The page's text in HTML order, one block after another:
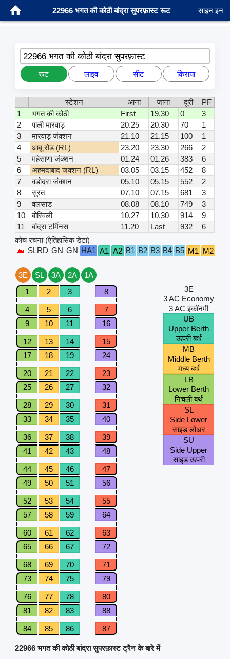
22966 भगत की कोठी बांद्रा सुपरफ़ास्ट रूट साइन इन
22966 भगत की कोठी बांद्रा सुपरफ़ास्ट
रूट लाइव सीट किराया
स्टेशन आना जाना दूरी
PF
1
भगत की कोठी First 19.30 0
3
2
पाली मारवाड़ 20.25 20.30 70
1
3
मारवाड़ जंक्शन 21.10 21.15 100
1
4
आबू रोड (RL) 23.20 23.30 266
2
5
महेसाणा जंक्शन 01.24 01.26 383
6
6
अहमदाबाद जंक्शन (RL) 03.05 03.15 452
8
7
वडोदरा जंक्शन 05.10 05.15 552
2
8
सूरत 07.10 07.15 681
3
9
वलसाड 08.08 08.10 749
3
10
बोरिवली 10.27 10.30 914
9
11
बांद्रा टर्मिनस 11.20 Last 932
6
कोच रचना (ऐतिहासिक डेटा)
SLRD GN GN HA1 A1 A2 B1 B2 B3 B4 B5 M1 M2
3E SL 3A 2A
1A
1
2 3 8
4 5 6
7
9
10 11 16
12 13 14
15
17
18 19 24
20 21 22
23
25
26 27 32
28 29 30
31
33
34 35 40
36 37 38
39
41
42 43 48
44 45 46
47
49
50 51 56
52 53 54
55
57
58 59 64
60 61 62
63
65
66 67 72
68 69 70
71
73
74 75 79
76 77 78
80
81
82 83 88
84 85 86 87
3E
3 AC Economy
3 AC इकॉनमी
UB
Upper Berth
ऊपरी बर्थ
MB
Middle Berth
मध्य बर्थ
LB
Lower Berth
निचली बर्थ
SL
Side Lower
साइड लोअर
SU
Side Upper
साइड ऊपरी
22966 भगत की कोठी बांद्रा सुपरफ़ास्ट ट्रैन के बारे में